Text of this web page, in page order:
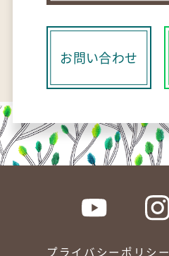
お問い合わせ
プライバシーポリシー